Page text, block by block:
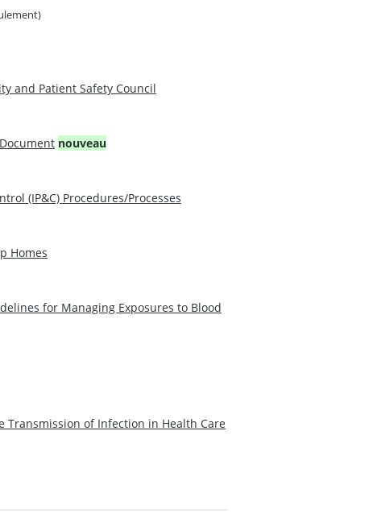
and Patient Safety Council
nouveau
(IP&C) Procedures/Processes
Homes
for Managing Exposures to Blood
Transmission of Infection in Health Care